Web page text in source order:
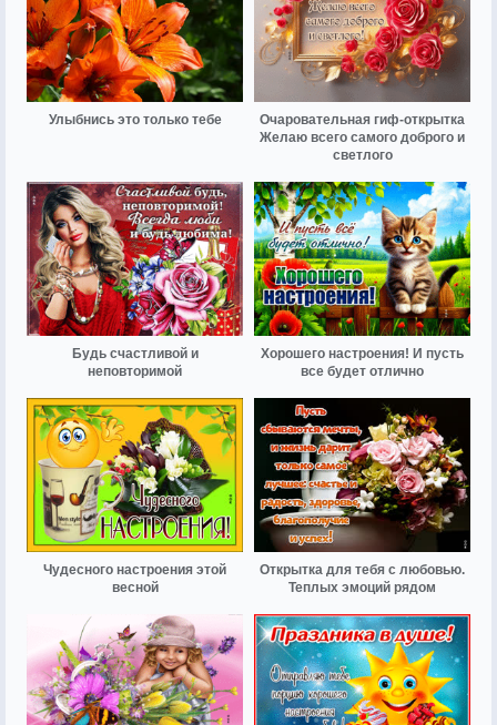
Улыбнись это только тебе
Очаровательная гиф-открытка
Желаю всего самого доброго и
светлого
Будь счастливой и
неповторимой
Хорошего настроения! И пусть
все будет отлично
Чудесного настроения этой
весной
Открытка для тебя с любовью.
Теплых эмоций рядом